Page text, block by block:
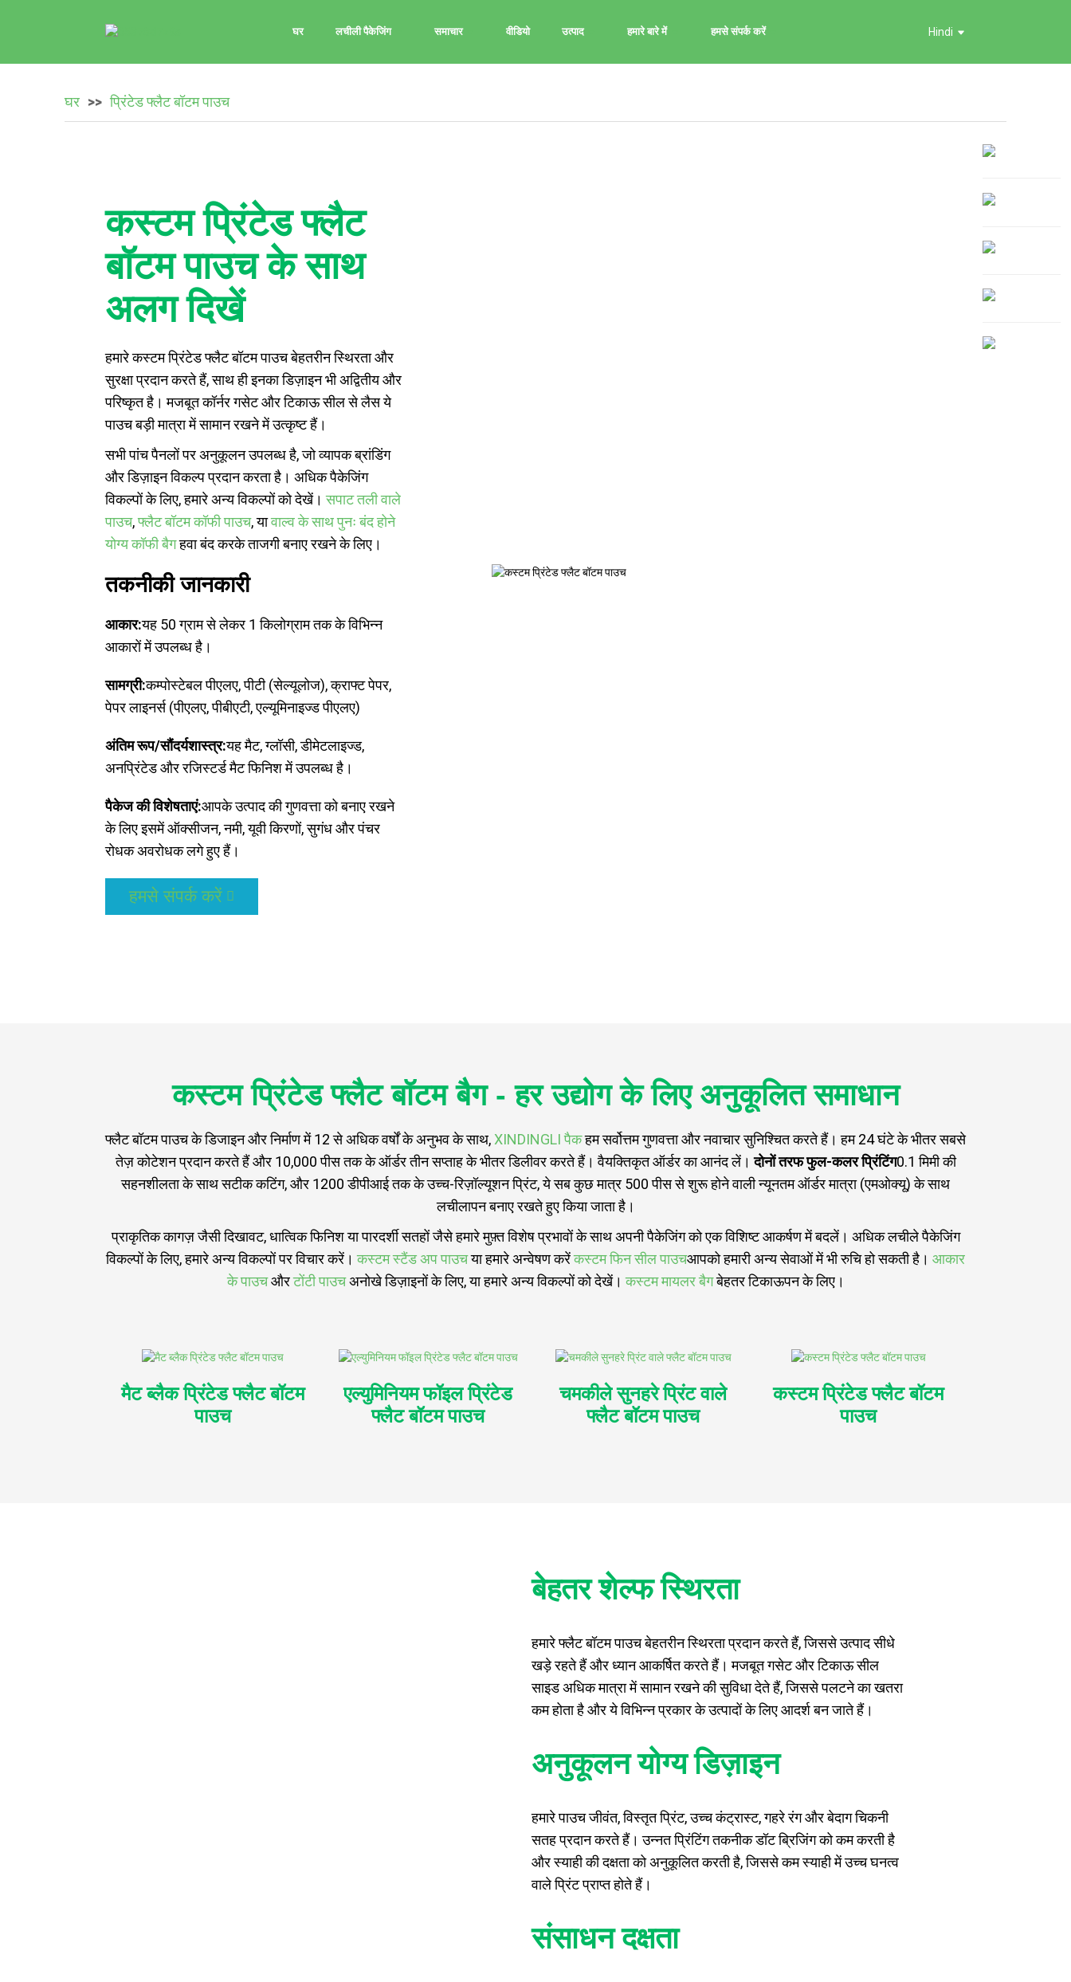
घर लचीली पैकेजिंग समाचार वीडियो उत्पाद हमारे बारे में हमसे संपर्क करें Hindi
घर प्रिंटेड फ्लैट बॉटम पाउच
कस्टम प्रिंटेड फ्लैट
बॉटम पाउच के साथ
अलग दिखें
हमारे कस्टम प्रिंटेड फ्लैट बॉटम पाउच बेहतरीन स्थिरता और
सुरक्षा प्रदान करते हैं, साथ ही इनका डिज़ाइन भी अद्वितीय और
परिष्कृत है। मजबूत कॉर्नर गसेट और टिकाऊ सील से लैस ये
पाउच बड़ी मात्रा में सामान रखने में उत्कृष्ट हैं।
सभी पांच पैनलों पर अनुकूलन उपलब्ध है, जो व्यापक ब्रांडिंग
और डिज़ाइन विकल्प प्रदान करता है। अधिक पैकेजिंग
विकल्पों के लिए, हमारे अन्य विकल्पों को देखें।सपाट तली वाले
पाउच,फ्लैट बॉटम कॉफी पाउच, यावाल्व के साथ पुनः बंद होने
योग्य कॉफी बैगहवा बंद करके ताजगी बनाए रखने के लिए।
तकनीकी जानकारी
आकार:यह 50 ग्राम से लेकर 1 किलोग्राम तक के विभिन्न
आकारों में उपलब्ध है।
सामग्री:कम्पोस्टेबल पीएलए, पीटी (सेल्यूलोज), क्राफ्ट पेपर,
पेपर लाइनर्स (पीएलए, पीबीएटी, एल्यूमिनाइज्ड पीएलए)
अंतिम रूप/सौंदर्यशास्त्र:यह मैट, ग्लॉसी, डीमेटलाइज्ड,
अनप्रिंटेड और रजिस्टर्ड मैट फिनिश में उपलब्ध है।
पैकेज की विशेषताएं:आपके उत्पाद की गुणवत्ता को बनाए रखने
के लिए इसमें ऑक्सीजन, नमी, यूवी किरणों, सुगंध और पंचर
रोधक अवरोधक लगे हुए हैं।
हमसे संपर्क करें
कस्टम प्रिंटेड फ्लैट बॉटम बैग - हर उद्योग के लिए अनुकूलित समाधान
फ्लैट बॉटम पाउच के डिजाइन और निर्माण में 12 से अधिक वर्षों के अनुभव के साथ, XINDINGLI पैकहम सर्वोत्तम गुणवत्ता और नवाचार सुनिश्चित करते हैं। हम 24 घंटे के भीतर सबसे
तेज़ कोटेशन प्रदान करते हैं और 10,000 पीस तक के ऑर्डर तीन सप्ताह के भीतर डिलीवर करते हैं। वैयक्तिकृत ऑर्डर का आनंद लें।दोनों तरफ फुल-कलर प्रिंटिंग0.1 मिमी की
सहनशीलता के साथ सटीक कटिंग, और 1200 डीपीआई तक के उच्च-रिज़ॉल्यूशन प्रिंट, ये सब कुछ मात्र 500 पीस से शुरू होने वाली न्यूनतम ऑर्डर मात्रा (एमओक्यू) के साथ
लचीलापन बनाए रखते हुए किया जाता है।
प्राकृतिक कागज़ जैसी दिखावट, धात्विक फिनिश या पारदर्शी सतहों जैसे हमारे मुफ़्त विशेष प्रभावों के साथ अपनी पैकेजिंग को एक विशिष्ट आकर्षण में बदलें। अधिक लचीले पैकेजिंग
विकल्पों के लिए, हमारे अन्य विकल्पों पर विचार करें।कस्टम स्टैंड अप पाउचया हमारे अन्वेषण करेंकस्टम फिन सील पाउचआपको हमारी अन्य सेवाओं में भी रुचि हो सकती है। आकार
के पाउचऔरटोंटी पाउचअनोखे डिज़ाइनों के लिए, या हमारे अन्य विकल्पों को देखें।कस्टम मायलर बैगबेहतर टिकाऊपन के लिए।
मैट ब्लैक प्रिंटेड फ्लैट बॉटम
पाउच
एल्युमिनियम फॉइल प्रिंटेड
फ्लैट बॉटम पाउच
चमकीले सुनहरे प्रिंट वाले
फ्लैट बॉटम पाउच
कस्टम प्रिंटेड फ्लैट बॉटम
पाउच
बेहतर शेल्फ स्थिरता
हमारे फ्लैट बॉटम पाउच बेहतरीन स्थिरता प्रदान करते हैं, जिससे उत्पाद सीधे
खड़े रहते हैं और ध्यान आकर्षित करते हैं। मजबूत गसेट और टिकाऊ सील
साइड अधिक मात्रा में सामान रखने की सुविधा देते हैं, जिससे पलटने का खतरा
कम होता है और ये विभिन्न प्रकार के उत्पादों के लिए आदर्श बन जाते हैं।
अनुकूलन योग्य डिज़ाइन
हमारे पाउच जीवंत, विस्तृत प्रिंट, उच्च कंट्रास्ट, गहरे रंग और बेदाग चिकनी
सतह प्रदान करते हैं। उन्नत प्रिंटिंग तकनीक डॉट ब्रिजिंग को कम करती है
और स्याही की दक्षता को अनुकूलित करती है, जिससे कम स्याही में उच्च घनत्व
वाले प्रिंट प्राप्त होते हैं।
संसाधन दक्षता